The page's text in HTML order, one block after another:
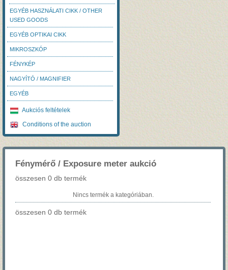
EGYÉB HASZNÁLATI CIKK / OTHER
USED GOODS
EGYÉB OPTIKAI CIKK
MIKROSZKÓP
FÉNYKÉP
NAGYÍTÓ / MAGNIFIER
EGYÉB
Aukciós feltételek
Conditions of the auction
Fénymérő / Exposure meter aukció
összesen 0 db termék
Nincs termék a kategóriában.
összesen 0 db termék